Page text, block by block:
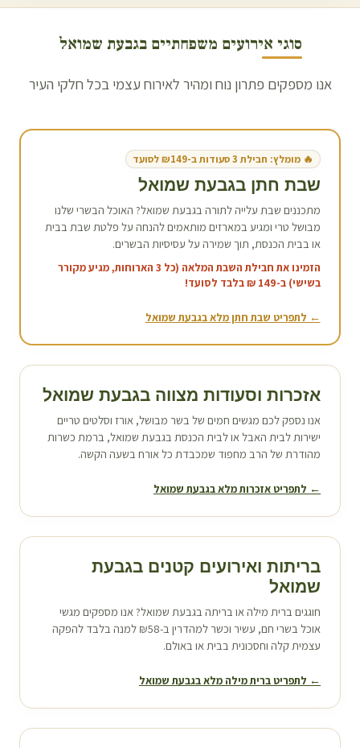
סוגי אירועים משפחתיים בגבעת שמואל
אנו מספקים פתרון נוח ומהיר לאירוח עצמי בכל חלקי העיר
🔥 מומלץ: חבילת 3 סעודות ב-₪149 לסועד
שבת חתן בגבעת שמואל
מתכננים שבת עלייה לתורה בגבעת שמואל? האוכל הבשרי שלנו
מבושל טרי ומגיע במארזים מותאמים להנחה על פלטת שבת בבית
או בבית הכנסת, תוך שמירה על עסיסיות הבשרים.
הזמינו את חבילת השבת המלאה (כל 3 הארוחות, מגיע מקורר
בשישי) ב-149 ₪ בלבד לסועד!
← לתפריט שבת חתן מלא בגבעת שמואל
אזכרות וסעודות מצווה בגבעת שמואל
אנו נספק לכם מגשים חמים של בשר מבושל, אורז וסלטים טריים
ישירות לבית האבל או לבית הכנסת בגבעת שמואל, ברמת כשרות
מהודרת של הרב מחפוד שמכבדת כל אורח בשעה הקשה.
← לתפריט אזכרות מלא בגבעת שמואל
בריתות ואירועים קטנים בגבעת
שמואל
חוגגים ברית מילה או בריתה בגבעת שמואל? אנו מספקים מגשי
אוכל בשרי חם, עשיר וכשר למהדרין ב-₪58 למנה בלבד להפקה
עצמית קלה וחסכונית בבית או באולם.
← לתפריט ברית מילה מלא בגבעת שמואל